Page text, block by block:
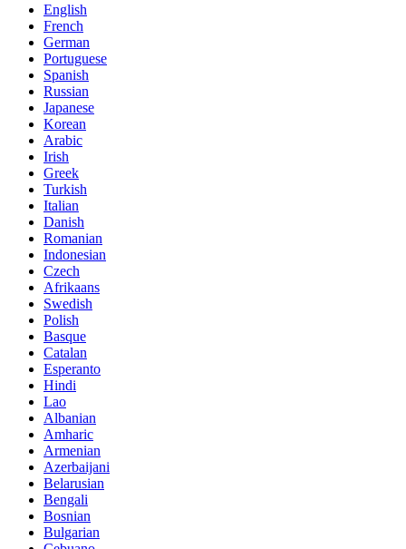
English
French
German
Portuguese
Spanish
Russian
Japanese
Korean
Arabic
Irish
Greek
Turkish
Italian
Danish
Romanian
Indonesian
Czech
Afrikaans
Swedish
Polish
Basque
Catalan
Esperanto
Hindi
Lao
Albanian
Amharic
Armenian
Azerbaijani
Belarusian
Bengali
Bosnian
Bulgarian